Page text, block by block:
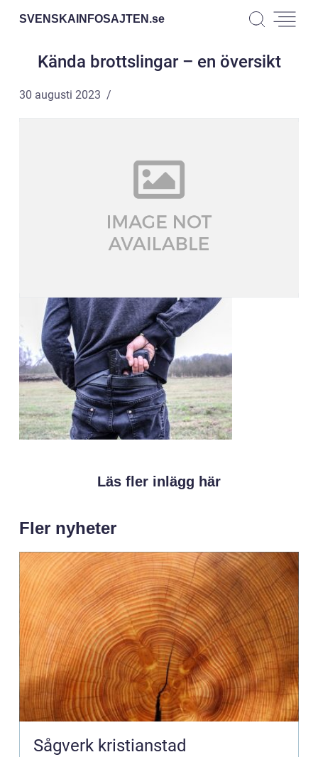
SVENSKAINFOSAJTEN.se
Kända brottslingar – en översikt
30 augusti 2023
Läs fler inlägg här
Fler nyheter
Sågverk kristianstad